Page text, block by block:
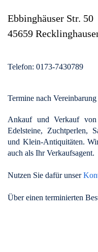
Ebbinghäuser Str. 50
45659
Telefon: 0173-7430789
Termine nach Vereinbarung
Ankauf und Verkauf
Edelsteine, Zuchtperlen,
und Klein-Antiquitäten.
auch als Ihr Verkaufsagent.
Nutzen Sie dafür unser
Über einen terminierten